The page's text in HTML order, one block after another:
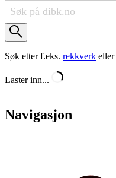
Søk etter f.eks. rekkverk eller
Laster inn...
Navigasjon